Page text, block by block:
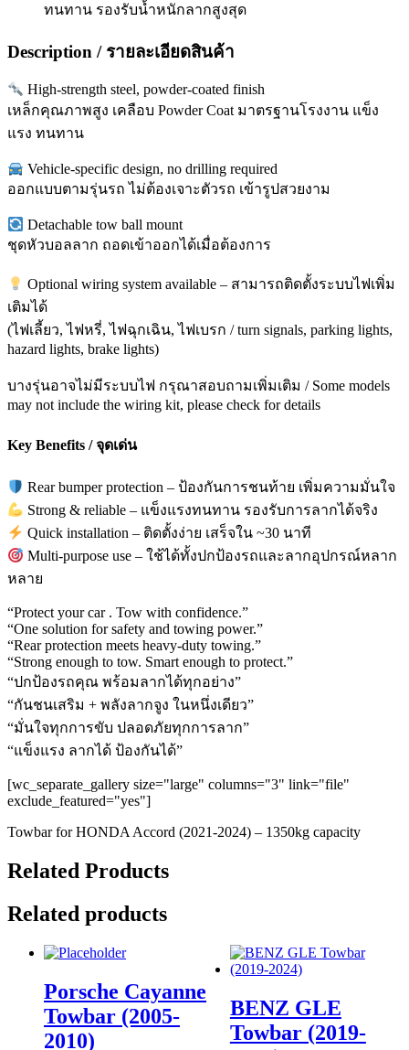
ทนทาน รองรับน้ำหนักลากสูงสุด
Description / รายละเอียดสินค้า
High-strength steel, powder-coated finish
เหล็กคุณภาพสูง เคลือบ Powder Coat มาตรฐานโรงงาน แข็ง
แรง ทนทาน
Vehicle-specific design, no drilling required
ออกแบบตามรุ่นรถ ไม่ต้องเจาะตัวรถ เข้ารูปสวยงาม
Detachable tow ball mount
ชุดหัวบอลลาก ถอดเข้าออกได้เมื่อต้องการ
Optional wiring system available – สามารถติดตั้งระบบไฟเพิ่ม
เติมได้
(ไฟเลี้ยว, ไฟหรี่, ไฟฉุกเฉิน, ไฟเบรก / turn signals, parking lights,
hazard lights, brake lights)
บางรุ่นอาจไม่มีระบบไฟ กรุณาสอบถามเพิ่มเติม / Some models
may not include the wiring kit, please check for details
Key Benefits / จุดเด่น
Rear bumper protection – ป้องกันการชนท้าย เพิ่มความมั่นใจ
Strong & reliable – แข็งแรงทนทาน รองรับการลากได้จริง
Quick installation – ติดตั้งง่าย เสร็จใน ~30 นาที
Multi-purpose use – ใช้ได้ทั้งปกป้องรถและลากอุปกรณ์หลาก
หลาย
“Protect your car . Tow with confidence.”
“One solution for safety and towing power.”
“Rear protection meets heavy-duty towing.”
“Strong enough to tow. Smart enough to protect.”
“ปกป้องรถคุณ พร้อมลากได้ทุกอย่าง”
“กันชนเสริม + พลังลากจูง ในหนึ่งเดียว”
“มั่นใจทุกการขับ ปลอดภัยทุกการลาก”
“แข็งแรง ลากได้ ป้องกันได้”
[wc_separate_gallery size="large" columns="3" link="file"
exclude_featured="yes"]
Towbar for HONDA Accord (2021-2024) – 1350kg capacity
Related Products
Related products
Porsche Cayanne
Towbar (2005-
2010)
BENZ GLE
Towbar (2019-